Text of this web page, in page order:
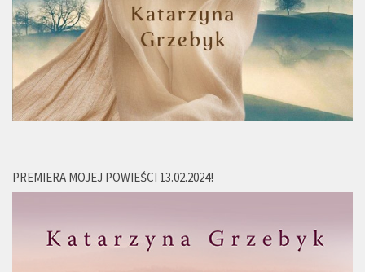
PREMIERA MOJEJ POWIEŚCI 13.02.2024!